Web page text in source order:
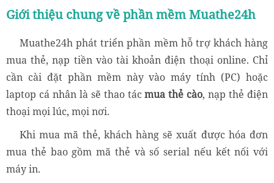
Giới thiệu chung về phần mềm Muathe24h
Muathe24h phát triển phần mềm hỗ trợ khách hàng
mua thẻ, nạp tiền vào tài khoản điện thoại online. Chỉ
cần cài đặt phần mềm này vào máy tính (PC) hoặc
laptop cá nhân là sẽ thao tácmua thẻ cào, nạp thẻ điện
thoại mọi lúc, mọi nơi.
Khi mua mã thẻ, khách hàng sẽ xuất được hóa đơn
mua thẻ bao gồm mã thẻ và số serial nếu kết nối với
máy in.